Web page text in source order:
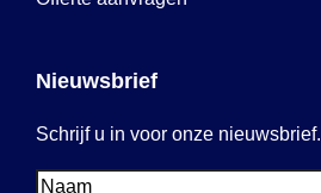
Nieuwsbrief
Schrijf u in voor onze nieuwsbrief.